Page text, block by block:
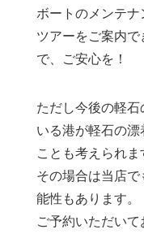
ボートのメンテ
ツアーをご案内
で、ご安心を！
ただし今後の軽
いる港が軽石の
ことも考えられま
その場合は当店
能性もあります。
ご予約いただい